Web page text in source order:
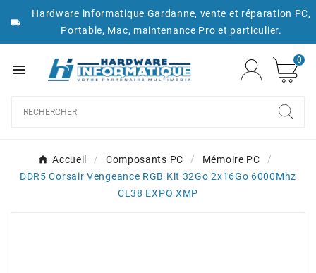

Hardware informatique Gardanne, vente et réparation PC,
Portable, Mac, maintenance Pro et particulier.

0
Accueil Composants PC
Mémoire PC
DDR5 Corsair Vengeance RGB Kit 32Go 2x16Go 6000Mhz
CL38 EXPO XMP